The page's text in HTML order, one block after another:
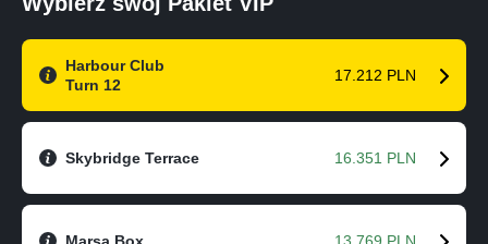
Harbour Club
Turn 12
17.212 PLN
Skybridge Terrace 16.351 PLN